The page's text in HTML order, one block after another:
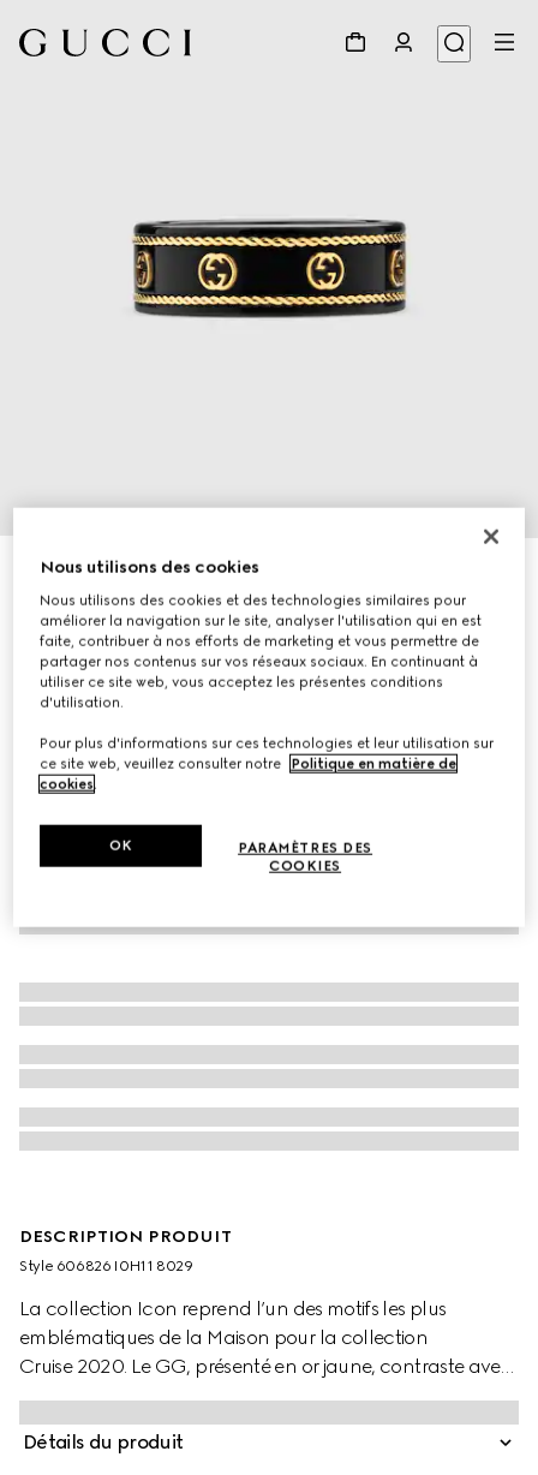
Bague Icon 18 carats avec détail GG enlacés
CA$1,205
Déclinaisonsor jaune 18 carats et noir
DESCRIPTION PRODUIT
Style ‎606826 I0H11 8029
La collection Icon reprend l’un des motifs les plus
emblématiques de la Maison pour la collection
Cruise 2020. Le GG, présenté en or jaune, contraste avec
l’anneau en corindon synthétique noir. Une finition
tressée vient rehausser le style.
Détails du produit
Nous utilisons des cookies
Nous utilisons des cookies et des technologies similaires pour
améliorer la navigation sur le site, analyser l'utilisation qui en est
faite, contribuer à nos efforts de marketing et vous permettre de
partager nos contenus sur vos réseaux sociaux. En continuant à
utiliser ce site web, vous acceptez les présentes conditions
d'utilisation.
Pour plus d'informations sur ces technologies et leur utilisation sur
ce site web, veuillez consulter notre
Politique en matière de
cookies.
PARAMÈTRES DES
COOKIES
OK